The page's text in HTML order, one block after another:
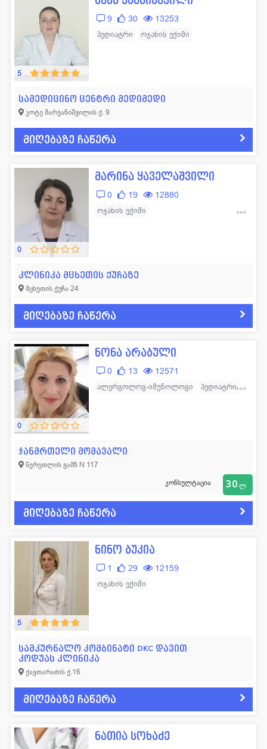
5
9 30 13253
პედიატრი ოჯახის ექიმი
სამედიცინო ცენტრი მედიმედი
კოტე მარჯანიშვილის ქ. 9
მიღებაზე ჩაწერა
0
მარინა ყაველაშვილი
0 19 12880
ოჯახის ექიმი
კლინიკა მცხეთის ქუჩაზე
მცხეთის ქუჩა 24
მიღებაზე ჩაწერა
0
ნონა არაბული
0 13 12571
ალერგოლოგ-იმუნოლოგი
პედიატრი
ჯანმრთელი მომავალი
წერეთლის გამზ N 117
კონსულტაცია 30 ლ
მიღებაზე ჩაწერა
5
ნინო ბუკია
1 29 12159
ოჯახის ექიმი
სამკურნალო კომბინატი DKC დავით
კოდუას კლინიკა
ქავთარაძის ქ.16
მიღებაზე ჩაწერა
ნათია სოხაძე